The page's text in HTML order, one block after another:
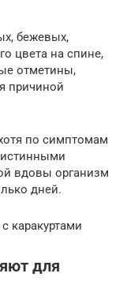
бежевых,
цвета на спине,
отметины,
причиной
по симптомам
вдовы организм
дней.
каракуртами
для